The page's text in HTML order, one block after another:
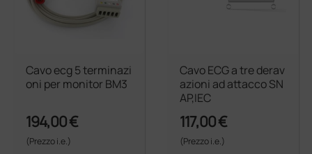
Cavo ecg 5 terminazi
oni per monitor BM3
194,00 €
(Prezzo i.e.)
Cavo ECG a tre derav
azioni ad attacco SN
AP,IEC
117,00 €
(Prezzo i.e.)